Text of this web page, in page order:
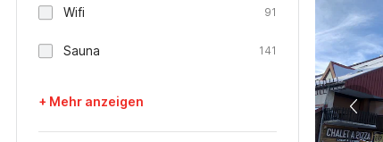
Wifi 91
Sauna 141
+ Mehr anzeigen